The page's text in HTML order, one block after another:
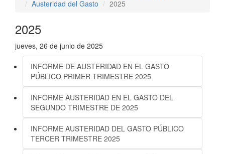
Austeridad del Gasto
2025
2025
jueves, 26 de junio de 2025
INFORME DE AUSTERIDAD EN EL GASTO
PÚBLICO PRIMER TRIMESTRE 2025
INFORME AUSTERIDAD EN EL GASTO DEL
SEGUNDO TRIMESTRE DE 2025
INFORME AUSTERIDAD DEL GASTO PÚBLICO
TERCER TRIMESTRE 2025